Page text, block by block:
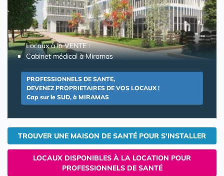
Locaux à la VENTE :
Cabinet médical à Miramas
PROFESSIONNELS DE SANTE,
DEVENEZ PROPRIETAIRES DE VOS LOCAUX !
Cap sur le SUD, à MIRAMAS
TROUVER UNE MAISON DE SANTÉ POUR S'INSTALLER
LOCAUX DISPONIBLES À LA LOCATION POUR
PROFESSIONNELS DE SANTÉ